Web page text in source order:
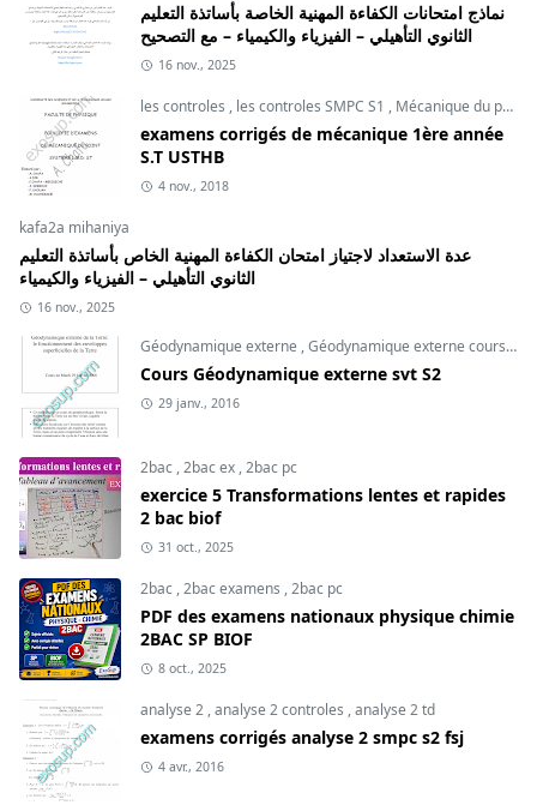
نماذج امتحانات الكفاءة المهنية الخاصة بأساتذة التعليم
الثانوي التأهيلي – الفيزياء والكيمياء – مع التصحيح
16 nov., 2025
les controles , les controles SMPC S1 , Mécanique du point
examens corrigés de mécanique 1ère année
S.T USTHB
4 nov., 2018
kafa2a mihaniya
عدة الاستعداد لاجتياز امتحان الكفاءة المهنية الخاص بأساتذة التعليم
الثانوي التأهيلي – الفيزياء والكيمياء
16 nov., 2025
Géodynamique externe ,Géodynamique externe cours ,
Cours Géodynamique externe svt S2
29 janv., 2016
2bac ,2bac ex ,2bac pc
exercice 5 Transformations lentes et rapides
2 bac biof
31 oct., 2025
2bac ,2bac examens ,2bac pc
PDF des examens nationaux physique chimie
2BAC SP BIOF
8 oct., 2025
analyse 2 ,analyse 2 controles ,analyse 2 td
examens corrigés analyse 2 smpc s2 fsj
4 avr., 2016